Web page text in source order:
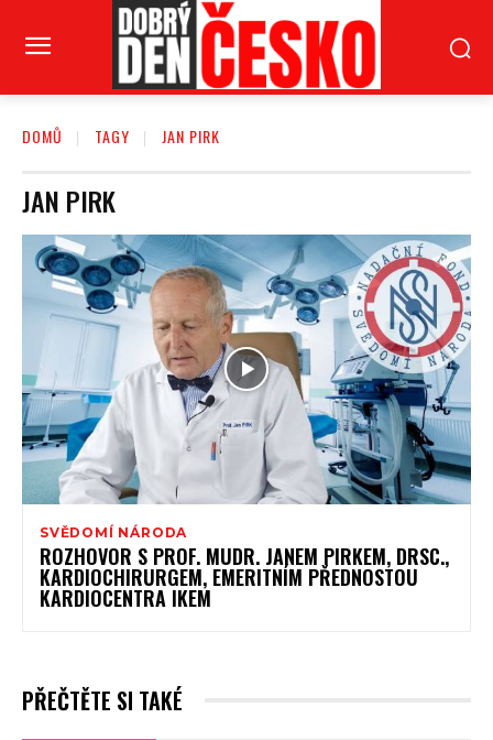
DOMŮ TAGY JAN PIRK
JAN PIRK
SVĚDOMÍ NÁRODA
ROZHOVOR S PROF. MUDR. JANEM PIRKEM, DRSC.,
KARDIOCHIRURGEM, EMERITNÍM PŘEDNOSTOU
KARDIOCENTRA IKEM
PŘEČTĚTE SI TAKÉ